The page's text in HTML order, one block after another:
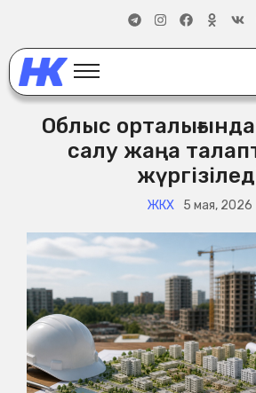
Облыс
салу жаңа
ЖКХ 5 мая, 2026